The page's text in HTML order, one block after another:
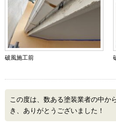
破風施工前
この度は、数ある塗装業者の中か
き、ありがとうございました！